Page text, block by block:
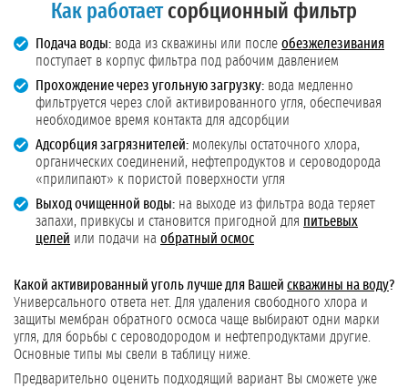
Как работаетсорбционный фильтр
Подача воды: вода из скважины или после обезжелезивания
поступает в корпус фильтра под рабочим давлением
Прохождение через угольную загрузку: вода медленно
фильтруется через слой активированного угля, обеспечивая
необходимое время контакта для адсорбции
Адсорбция загрязнителей: молекулы остаточного хлора,
органических соединений, нефтепродуктов и сероводорода
«прилипают» к пористой поверхности угля
Выход очищенной воды: на выходе из фильтра вода теряет
запахи, привкусы и становится пригодной для питьевых
целей или подачи на обратный осмос
Какой активированный уголь лучше для Вашей скважины на воду?
Универсального ответа нет. Для удаления свободного хлора и
защиты мембран обратного осмоса чаще выбирают одни марки
угля, для борьбы с сероводородом и нефтепродуктами другие.
Основные типы мы свели в таблицу ниже.
Предварительно оценить подходящий вариант Вы сможете уже